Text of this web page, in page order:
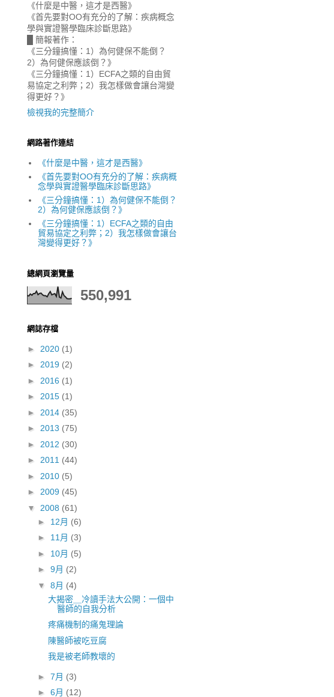
《什麼是中醫，這才是西醫》
《首先要對OO有充分的了解：疾病概念
學與實證醫學臨床診斷思路》
█ 簡報著作：
《三分鐘搞懂：1）為何健保不能倒？
2）為何健保應該倒？》
《三分鐘搞懂：1）ECFA之類的自由貿
易協定之利弊；2）我怎樣做會讓台灣變
得更好？》
檢視我的完整簡介
網路著作連結
《什麼是中醫，這才是西醫》
《首先要對OO有充分的了解：疾病概
念學與實證醫學臨床診斷思路》
《三分鐘搞懂：1）為何健保不能倒？
2）為何健保應該倒？》
《三分鐘搞懂：1）ECFA之類的自由
貿易協定之利弊；2）我怎樣做會讓台
灣變得更好？》
總網頁瀏覽量
550,991
網誌存檔
► 2020 (1)
► 2019 (2)
► 2016 (1)
► 2015 (1)
► 2014 (35)
► 2013 (75)
► 2012 (30)
► 2011 (44)
► 2010 (5)
► 2009 (45)
▼ 2008 (61)
► 12月 (6)
► 11月 (3)
► 10月 (5)
► 9月 (2)
▼ 8月 (4)
大揭密＿冷讀手法大公開：一個中
醫師的自我分析
疼痛機制的痛鬼理論
陳醫師被吃豆腐
我是被老師教壞的
► 7月 (3)
► 6月 (12)